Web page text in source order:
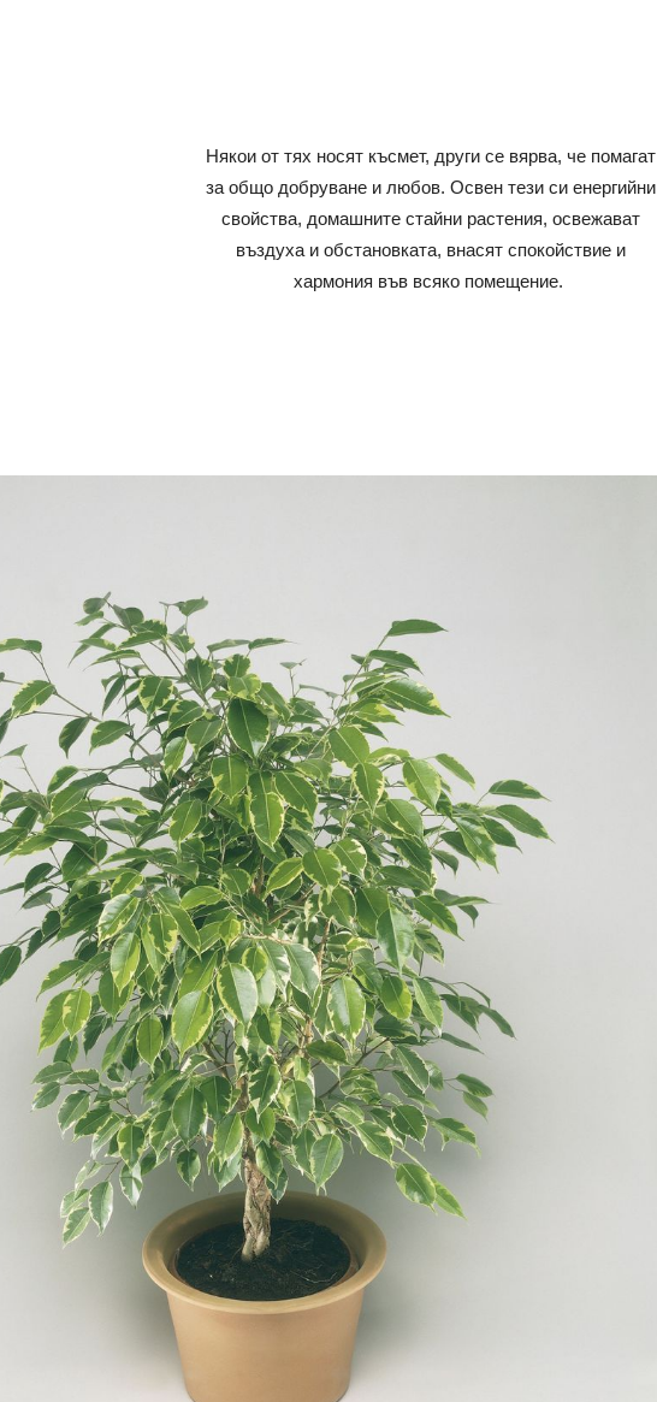
Някои от тях носят късмет, други се вярва, че помагат
за общо добруване и любов. Освен тези си енергийни
свойства, домашните стайни растения, освежават
въздуха и обстановката, внасят спокойствие и
хармония във всяко помещение.